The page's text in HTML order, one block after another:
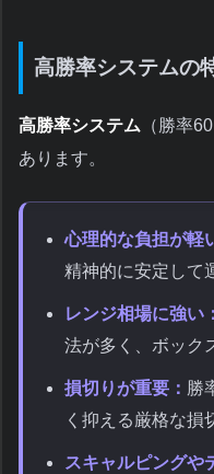
高勝率システムの
高勝率システム （勝率
あります。
心理的な負担が軽
精神的に安定して
レンジ相場に強い：
法が多く、ボック
損切りが重要： 勝
く抑える厳格な損
スキャルピングや